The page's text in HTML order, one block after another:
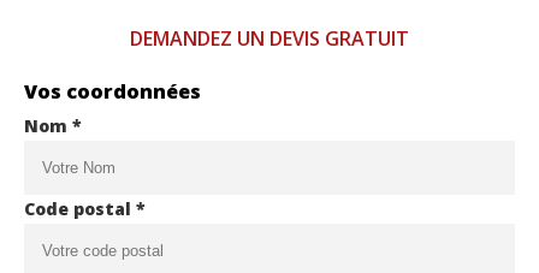
DEMANDEZ UN DEVIS GRATUIT
Vos coordonnées
Nom *
Code postal *